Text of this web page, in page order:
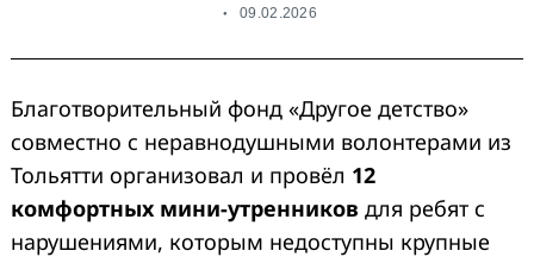
09.02.2026
Благотворительный фонд «Другое детство»
совместно с неравнодушными волонтерами из
Тольятти организовал и провёл 12
комфортных мини-утренников для ребят с
нарушениями, которым недоступны крупные